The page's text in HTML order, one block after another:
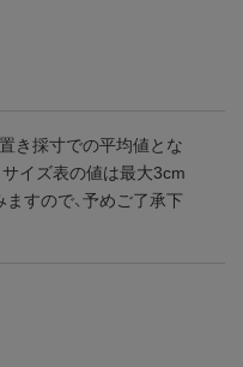
き採寸での平均値とな
サイズ表の値は最大3cm
すので、予めご了承下